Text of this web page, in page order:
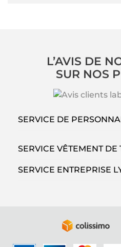
L’AVIS DE
SUR NOS
SERVICE DE
SERVICE VÊTEMENT DE
SERVICE ENTREPRISE